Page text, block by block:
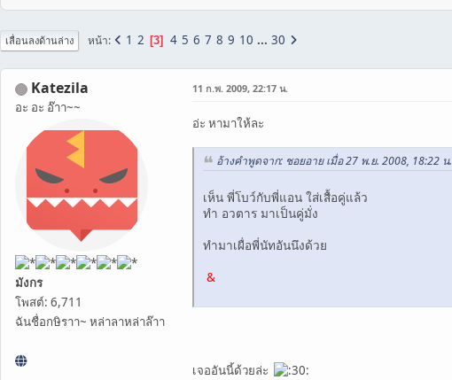
เลื่อนลงด้านล่าง หน้า 1 2 3 4 5 6 7 8 9 10 ... 30
Katezila
อะ อะ อ๊าา~~
มังกร
โพสต์: 6,711
ฉันชื่อกษิราา~ หล่าลาหล่าล๊าา
11 ก.พ. 2009, 22:17 น.
อ่ะ หามาให้ละ
อ้างคำพูดจาก: ชอยอาย เมื่อ 27 พ.ย. 2008, 18:22 น.
เห็น พี่โบว์กับพี่แอน ใส่เสื้อคู่แล้ว
ทำ อวตาร มาเป็นคู่มั่ง
ทำมาเผื่อพี่นัทอันนึงด้วย
&
เจออันนี้ด้วยล่ะ